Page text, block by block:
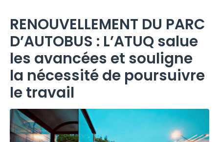
RENOUVELLEMENT DU PARC
D’AUTOBUS : L’ATUQ salue
les avancées et souligne
la nécessité de poursuivre
le travail